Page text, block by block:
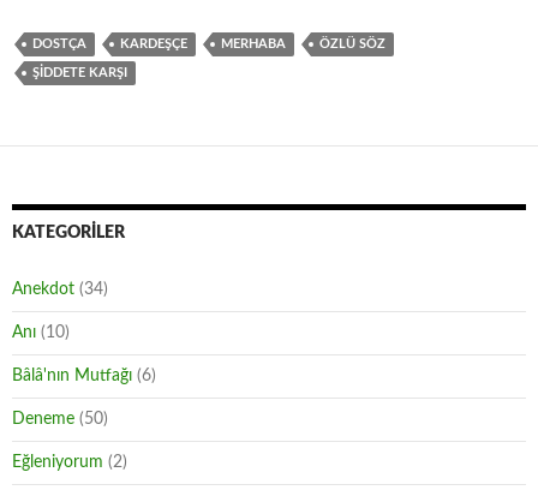
DOSTÇA KARDEŞÇE MERHABA ÖZLÜ SÖZ
ŞIDDETE KARŞI
KATEGORILER
Anekdot (34)
Anı (10)
Bâlâ'nın Mutfağı (6)
Deneme (50)
Eğleniyorum (2)